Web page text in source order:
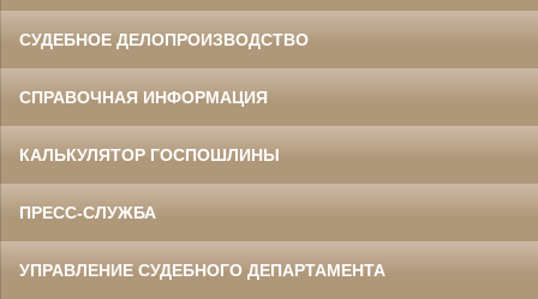
СУДЕБНОЕ ДЕЛОПРОИЗВОДСТВО
СПРАВОЧНАЯ ИНФОРМАЦИЯ
КАЛЬКУЛЯТОР ГОСПОШЛИНЫ
ПРЕСС-СЛУЖБА
УПРАВЛЕНИЕ СУДЕБНОГО ДЕПАРТАМЕНТА